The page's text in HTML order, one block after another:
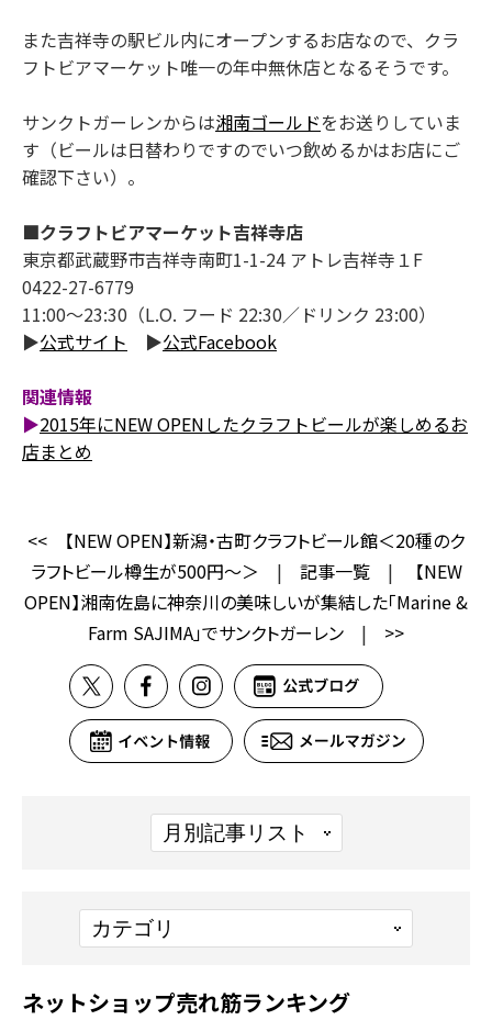
また吉祥寺の駅ビル内にオープンするお店なので、クラ
フトビアマーケット唯一の年中無休店となるそうです。
サンクトガーレンからは湘南ゴールドをお送りしていま
す（ビールは日替わりですのでいつ飲めるかはお店にご
確認下さい）。
■クラフトビアマーケット吉祥寺店
東京都武蔵野市吉祥寺南町1-1-24 アトレ吉祥寺１F
0422-27-6779
11:00～23:30（L.O. フード 22:30／ドリンク 23:00）
▶公式サイト ▶公式Facebook
関連情報
▶2015年にNEW OPENしたクラフトビールが楽しめるお
店まとめ
<<
【NEW OPEN】新潟・古町クラフトビール館＜20種のク
ラフトビール樽生が500円～＞ | 記事一覧|
【NEW
OPEN】湘南佐島に神奈川の美味しいが集結した「Marine &
Farm SAJIMA」でサンクトガーレン | >>
ネットショップ売れ筋ランキング